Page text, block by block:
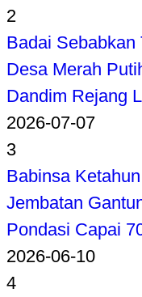
2
Badai Sebabkan
Desa Merah
Dandim Rejang
2026-07-07
3
Babinsa
Jembatan
Pondasi Capai
2026-06-10
4